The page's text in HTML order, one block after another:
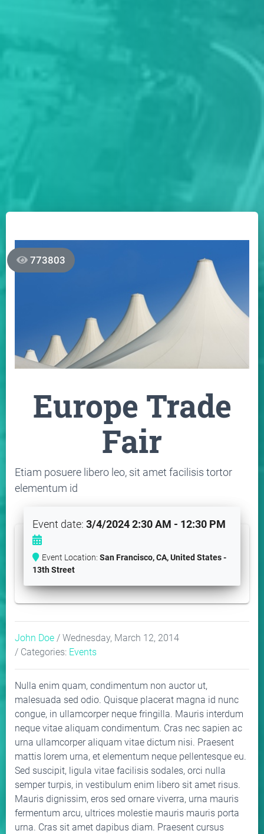
773803
Europe Trade
Fair
Etiam posuere libero leo, sit amet facilisis tortor
elementum id
Event date: 3/4/2024 2:30 AM - 12:30 PM
Event Location: San Francisco, CA, United States -
13th Street
John Doe / Wednesday, March 12, 2014
/ Categories: Events
Nulla enim quam, condimentum non auctor ut,
malesuada sed odio. Quisque placerat magna id nunc
congue, in ullamcorper neque fringilla. Mauris interdum
neque vitae aliquam condimentum. Cras nec sapien ac
urna ullamcorper aliquam vitae dictum nisi. Praesent
mattis lorem urna, et elementum neque pellentesque eu.
Sed suscipit, ligula vitae facilisis sodales, orci nulla
semper turpis, in vestibulum enim libero sit amet risus.
Mauris dignissim, eros sed ornare viverra, urna mauris
fermentum arcu, ultrices molestie mauris mauris porta
urna. Cras sit amet dapibus diam. Praesent cursus